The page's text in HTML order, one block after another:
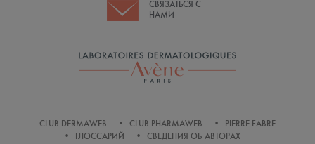
СВЯЗАТЬСЯ С
НАМИ
CLUB DERMAWEB CLUB PHARMAWEB
PIERRE FABRE
ГЛОССАРИЙ
СВЕДЕНИЯ ОБ АВТОРАХ